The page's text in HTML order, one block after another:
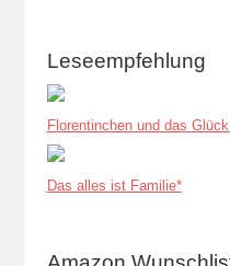
Leseempfehlung
Florentinchen und das
Das alles ist Familie*